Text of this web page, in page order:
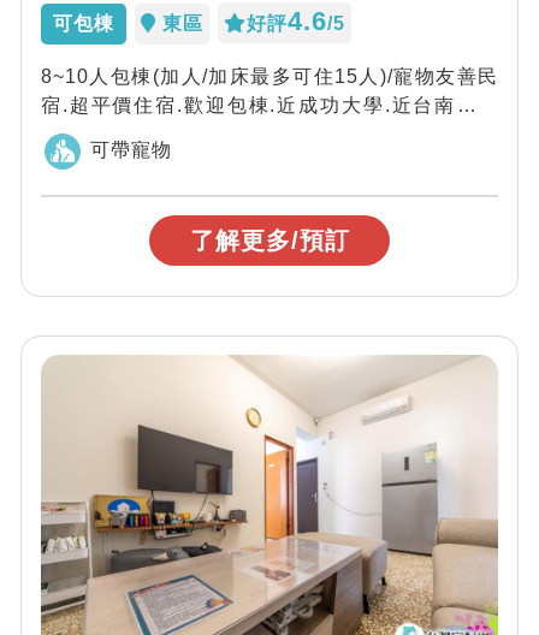
可包棟 東區 好評4.6/5
8~10人包棟(加人/加床最多可住15人)/寵物友善民
宿.超平價住宿.歡迎包棟.近成功大學.近台南火車
站.近夜市，歡迎光臨「有吉屋...
可帶寵物
了解更多/預訂